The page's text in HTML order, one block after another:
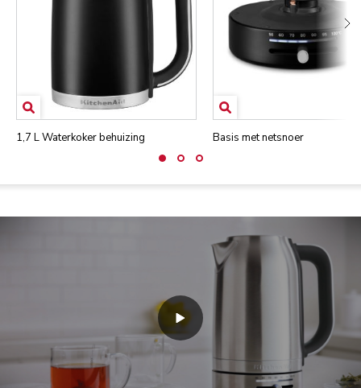
1,7 L Waterkoker behuizing Basis met netsnoer